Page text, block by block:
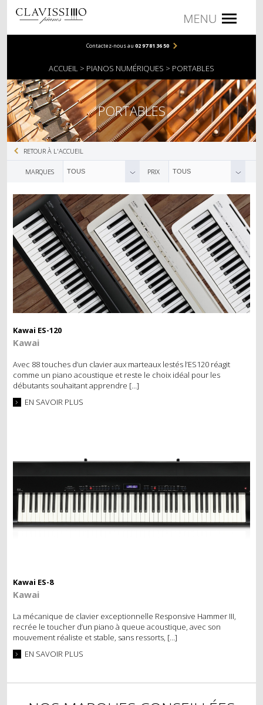
PIANOS
PIANOS DROITS
PIANOS À QUEUE
NUMÉRIQUES
MEUBLES
PORTABLES
ACCESSOIRES
BANQUETTES
MÉTRONOMES
ECLAIRAGE
PIANOS DROITS
SERVICES
ACCORD
RÉGLAGE ET RÉPARATION
LOCATION AVEC OPTION D’ACHAT
ÉVÉNEMENT
Contactez-nous au 02 97 81 36 50
ACCUEIL PIANOS NUMÉRIQUES PORTABLES
PORTABLES
RETOUR À L'ACCUEIL
MARQUES TOUS PRIX TOUS
Kawai ES-120
Kawai
Avec 88 touches d’un clavier aux marteaux lestés l’ES120 réagit
comme un piano acoustique et reste le choix idéal pour les
débutants souhaitant apprendre […]
EN SAVOIR PLUS
Kawai ES-8
Kawai
La mécanique de clavier exceptionnelle Responsive Hammer III,
recrée le toucher d’un piano à queue acoustique, avec son
mouvement réaliste et stable, sans ressorts, […]
EN SAVOIR PLUS